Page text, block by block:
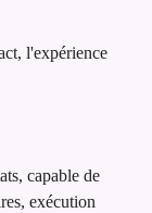
l'expérience
capable de
exécution